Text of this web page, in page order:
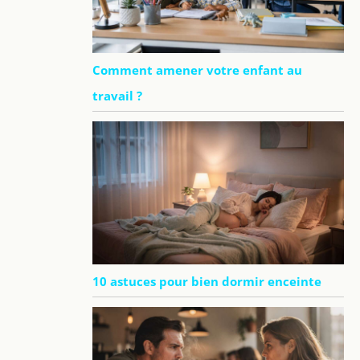
Comment amener votre enfant au
travail ?
10 astuces pour bien dormir enceinte